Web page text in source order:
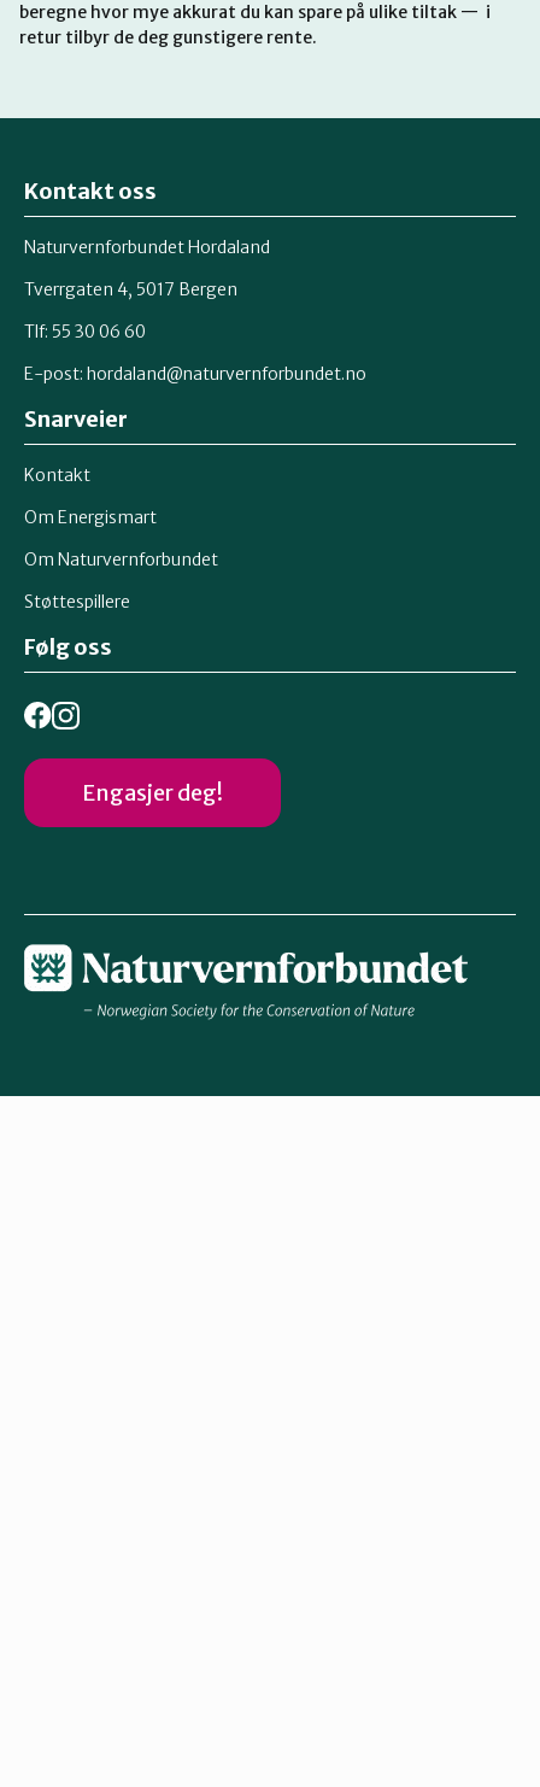
beregne hvor mye akkurat du kan spare på ulike tiltak — i
retur tilbyr de deg gunstigere rente.
Kontakt oss
Naturvernforbundet Hordaland
Tverrgaten 4, 5017 Bergen
Tlf: 55 30 06 60
E-post: hordaland@naturvernforbundet.no
Snarveier
Kontakt
Om Energismart
Om Naturvernforbundet
Støttespillere
Følg oss
Engasjer deg!